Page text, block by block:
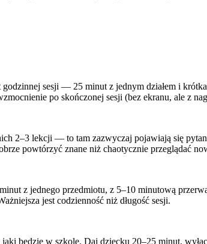
sesji — 25 minut z jednym działem i
po skończonej sesji (bez ekranu, ale z
2–3 lekcji — to tam zazwyczaj pojawiają się
powtórzyć znane niż chaotycznie przeglądać
z jednego przedmiotu, z 5–10 minutową
jest codzienność niż długość sesji.
będzie w szkole. Daj dziecku 20–25 minut,